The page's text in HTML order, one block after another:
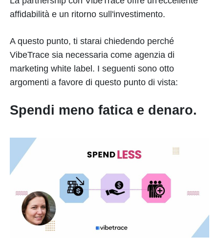
affidabilità e un ritorno sull'investimento.
A questo punto, ti starai chiedendo perché
VibeTrace sia necessaria come agenzia di
marketing white label. I seguenti sono otto
argomenti a favore di questo punto di vista:
Spendi meno fatica e denaro.